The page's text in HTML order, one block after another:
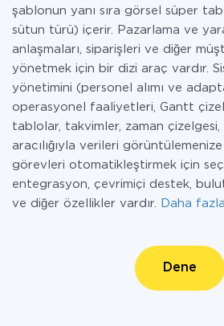
şablonun yanı sıra görsel süper
sütun türü) içerir. Pazarlama ve
anlaşmaları, siparişleri ve diğer
yönetmek için bir dizi araç vardır.
yönetimini (personel alımı ve
operasyonel faaliyetleri, Gantt
tablolar, takvimler, zaman çizelgesi,
aracılığıyla verileri
görevleri otomatikleştirmek için
entegrasyon, çevrimiçi destek,
ve diğer özellikler vardır.
Daha fazla
Dene